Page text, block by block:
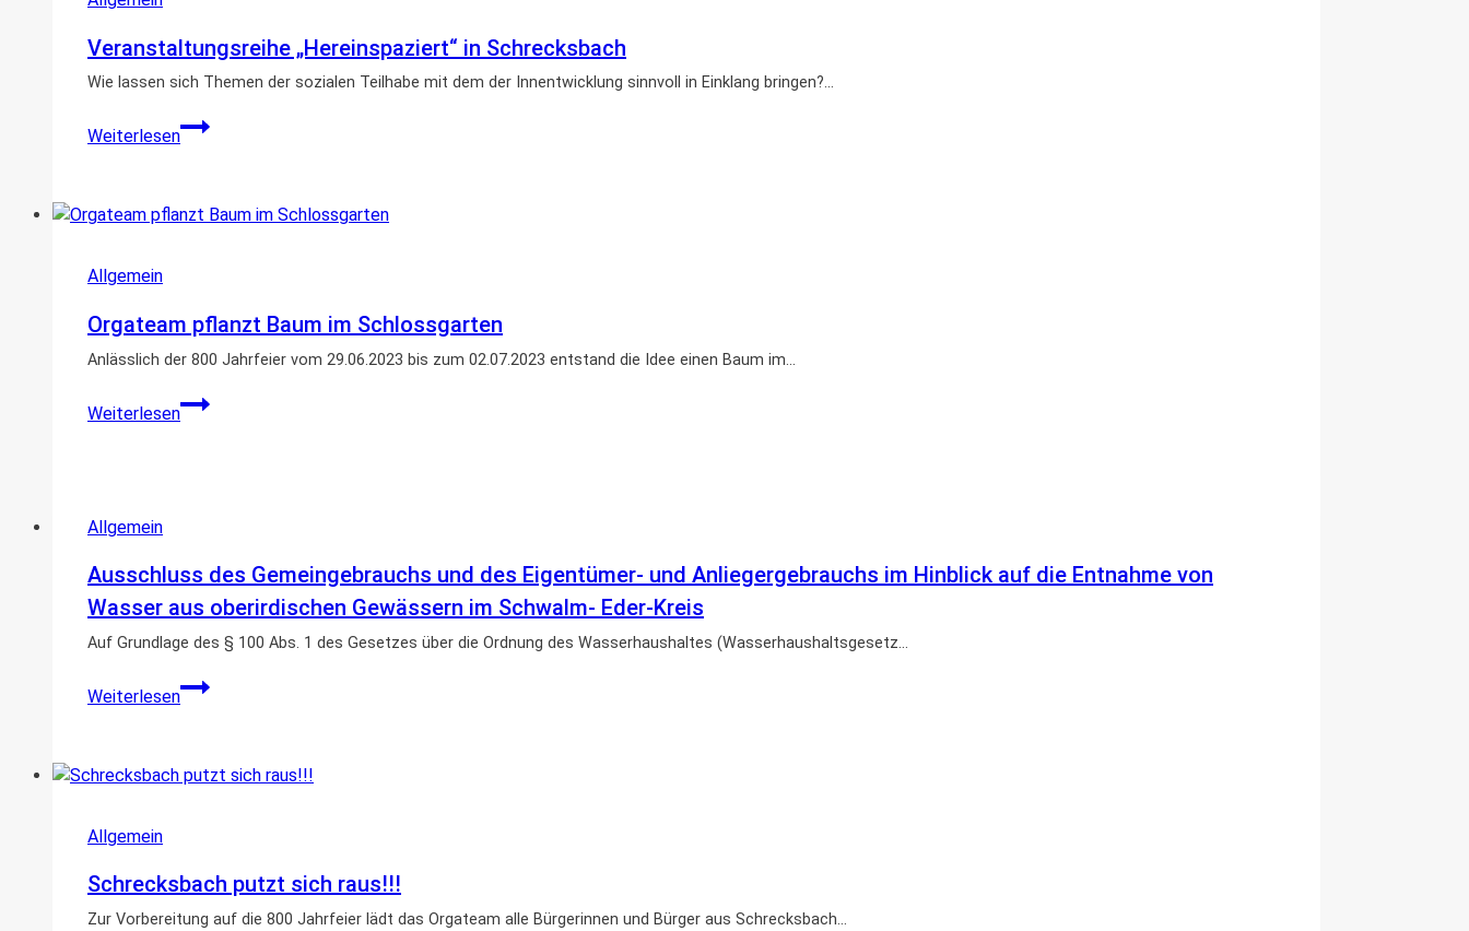
Veranstaltungsreihe „Hereinspaziert“ in Schrecksbach
Wie lassen sich Themen der sozialen Teilhabe mit dem der Innentwicklung sinnvoll in Einklang bringen?…
Weiterlesen
Veranstaltungsreihe
„Hereinspaziert“
Allgemein
Orgateam pflanzt Baum im Schlossgarten
Anlässlich der 800 Jahrfeier vom 29.06.2023 bis zum 02.07.2023 entstand die Idee einen Baum im…
Weiterlesen
Orgateam
pflanzt
Allgemein
Ausschluss des Gemeingebrauchs und des Eigentümer- und Anliegergebrauchs im Hinblick auf die Entnahme von
Wasser aus oberirdischen Gewässern im Schwalm- Eder-Kreis
Auf Grundlage des § 100 Abs. 1 des Gesetzes über die Ordnung des Wasserhaushaltes (Wasserhaushaltsgesetz…
Weiterlesen
Ausschluss
des
des
im
Hinblick
Allgemein
Schrecksbach putzt sich raus!!!
Zur Vorbereitung auf die 800 Jahrfeier lädt das Orgateam alle Bürgerinnen und Bürger aus Schrecksbach…